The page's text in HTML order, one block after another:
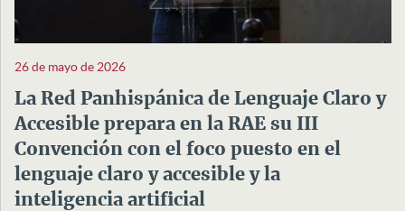
26 de mayo de 2026
La Red Panhispánica de Lenguaje Claro y
Accesible prepara en la RAE su III
Convención con el foco puesto en el
lenguaje claro y accesible y la
inteligencia artificial